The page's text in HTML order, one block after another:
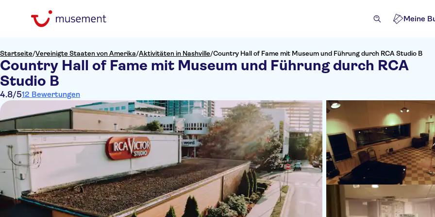
Meine
Startseite/Vereinigte Staaten von Amerika/Aktivitäten in Nashville/Country Hall of Fame mit Museum und Führung durch RCA Studio B
Country Hall of Fame mit Museum und Führung durch RCA
Studio B
4.8/512 Bewertungen